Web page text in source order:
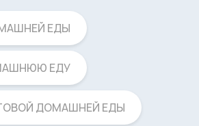
ЕДЫ
ЕДУ
ДОМАШНЕЙ ЕДЫ